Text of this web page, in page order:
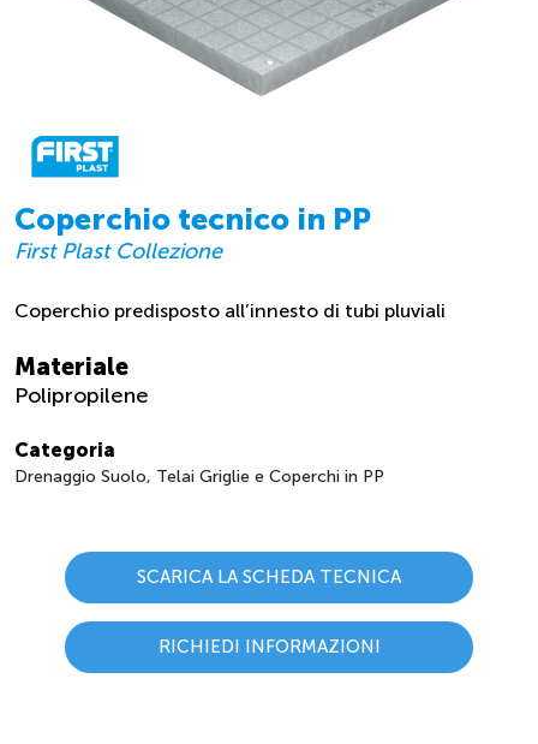
Coperchio tecnico in PP
First Plast Collezione
Coperchio predisposto all’innesto di tubi pluviali
Materiale
Polipropilene
Categoria
Drenaggio Suolo, Telai Griglie e Coperchi in PP
SCARICA LA SCHEDA TECNICA
RICHIEDI INFORMAZIONI